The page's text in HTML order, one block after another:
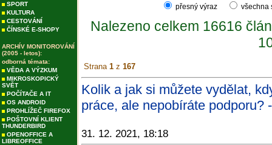
SPORT
KULTURA
CESTOVÁNÍ
ČÍNSKÉ E-SHOPY
ARCHÍV MONITOROVÁNÍ
(2005 - letos):
odborná témata:
VĚDA A VÝZKUM
MIKROSKOPICKÝ
SVĚT
POČÍTAČE A IT
OS ANDROID
PROHLÍŽEČ FIREFOX
POŠTOVNÍ KLIENT
THUNDERBIRD
OPENOFFICE A
LIBREOFFICE
přesný výraz
Nalezeno celkem 16616
Strana 1 z 167
Kolik a jak si můžete vydělat,
práce, ale nepobíráte podporu?
31. 12. 2021, 18:18